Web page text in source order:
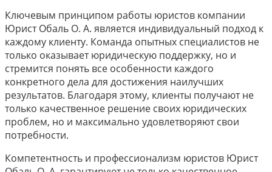
Ключевым принципом работы юристов компании
Юрист Обаль О. А. является индивидуальный подход к
каждому клиенту. Команда опытных специалистов не
только оказывает юридическую поддержку, но и
стремится понять все особенности каждого
конкретного дела для достижения наилучших
результатов. Благодаря этому, клиенты получают не
только качественное решение своих юридических
проблем, но и максимально удовлетворяют свои
потребности.
Компетентность и профессионализм юристов Юрист